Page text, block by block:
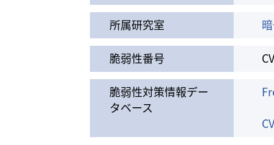
所属研究室
脆弱性番号
脆弱性対策情報デー
タベース